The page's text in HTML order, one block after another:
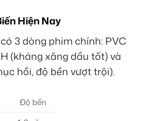
Hiện Nay
3 dòng phim chính: PVC
(kháng xăng dầu tốt) và
hồi, độ bền vượt trội).
Độ bền